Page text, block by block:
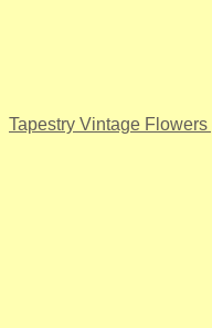
Tapestry Vintage